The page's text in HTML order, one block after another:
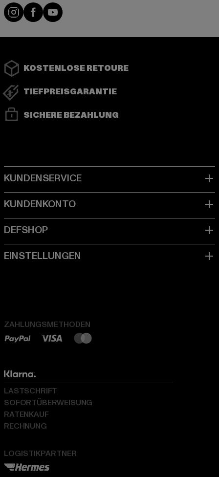
Instagram
FacebookYouTube
KOSTENLOSE RETOURE
TIEFPREISGARANTIE
SICHERE BEZAHLUNG
ZAHLUNGSMETHODEN
LOGISTIKPARTNER
LASTSCHRIFT
SOFORTÜBERWEISUNG
RATENKAUF
RECHNUNG